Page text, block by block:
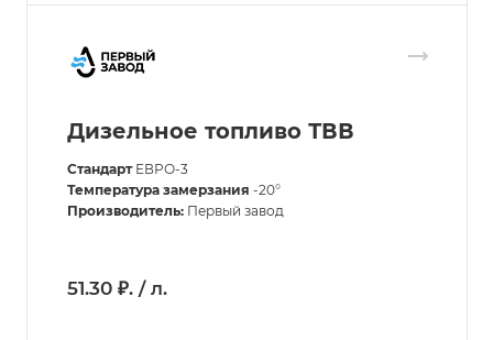
Дизельное топливо ТВВ
СтандартЕВРО-3
Температура замерзания -20°
Производитель: Первый завод
51.30 ₽. / л.